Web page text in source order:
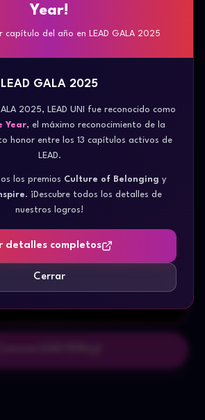
Estudiantil
LEAD UNI
desarrollo profesional e impacto
Contáctanos
Year!
capítulo del año en LEAD GALA 2025
LEAD GALA 2025
2025, LEAD UNI fue reconocido como
Year, el máximo reconocimiento de la
honor entre los 13 capítulos activos de
LEAD.
los premios Culture of Belonging y
. ¡Descubre todos los detalles de
nuestros logros!
detalles completos
Cerrar